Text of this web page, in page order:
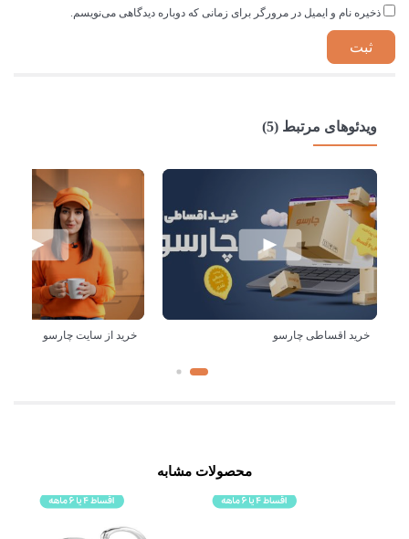
ذخیره نام و ایمیل در مرورگر برای زمانی که دوباره دیدگاهی می‌نویسم.
ویدئوهای مرتبط (5)
خرید اقساطی چارسو خرید از سایت چارسو
محصولات مشابه